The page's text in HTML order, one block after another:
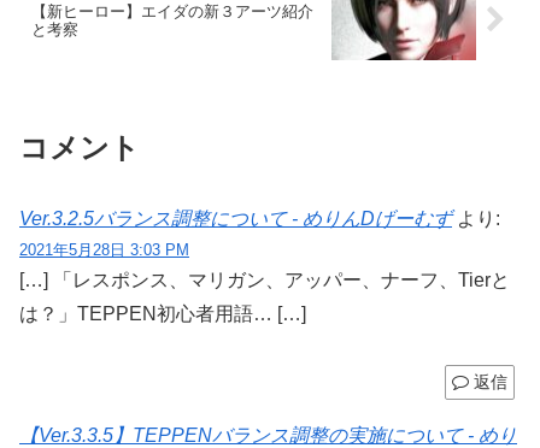
【新ヒーロー】エイダの新３アーツ紹介
と考察
コメント
Ver.3.2.5バランス調整について - めりんDげーむず より:
2021年5月28日 3:03 PM
[…] 「レスポンス、マリガン、アッパー、ナーフ、Tierと
は？」TEPPEN初心者用語… […]
返信
【Ver.3.3.5】TEPPENバランス調整の実施について - めり